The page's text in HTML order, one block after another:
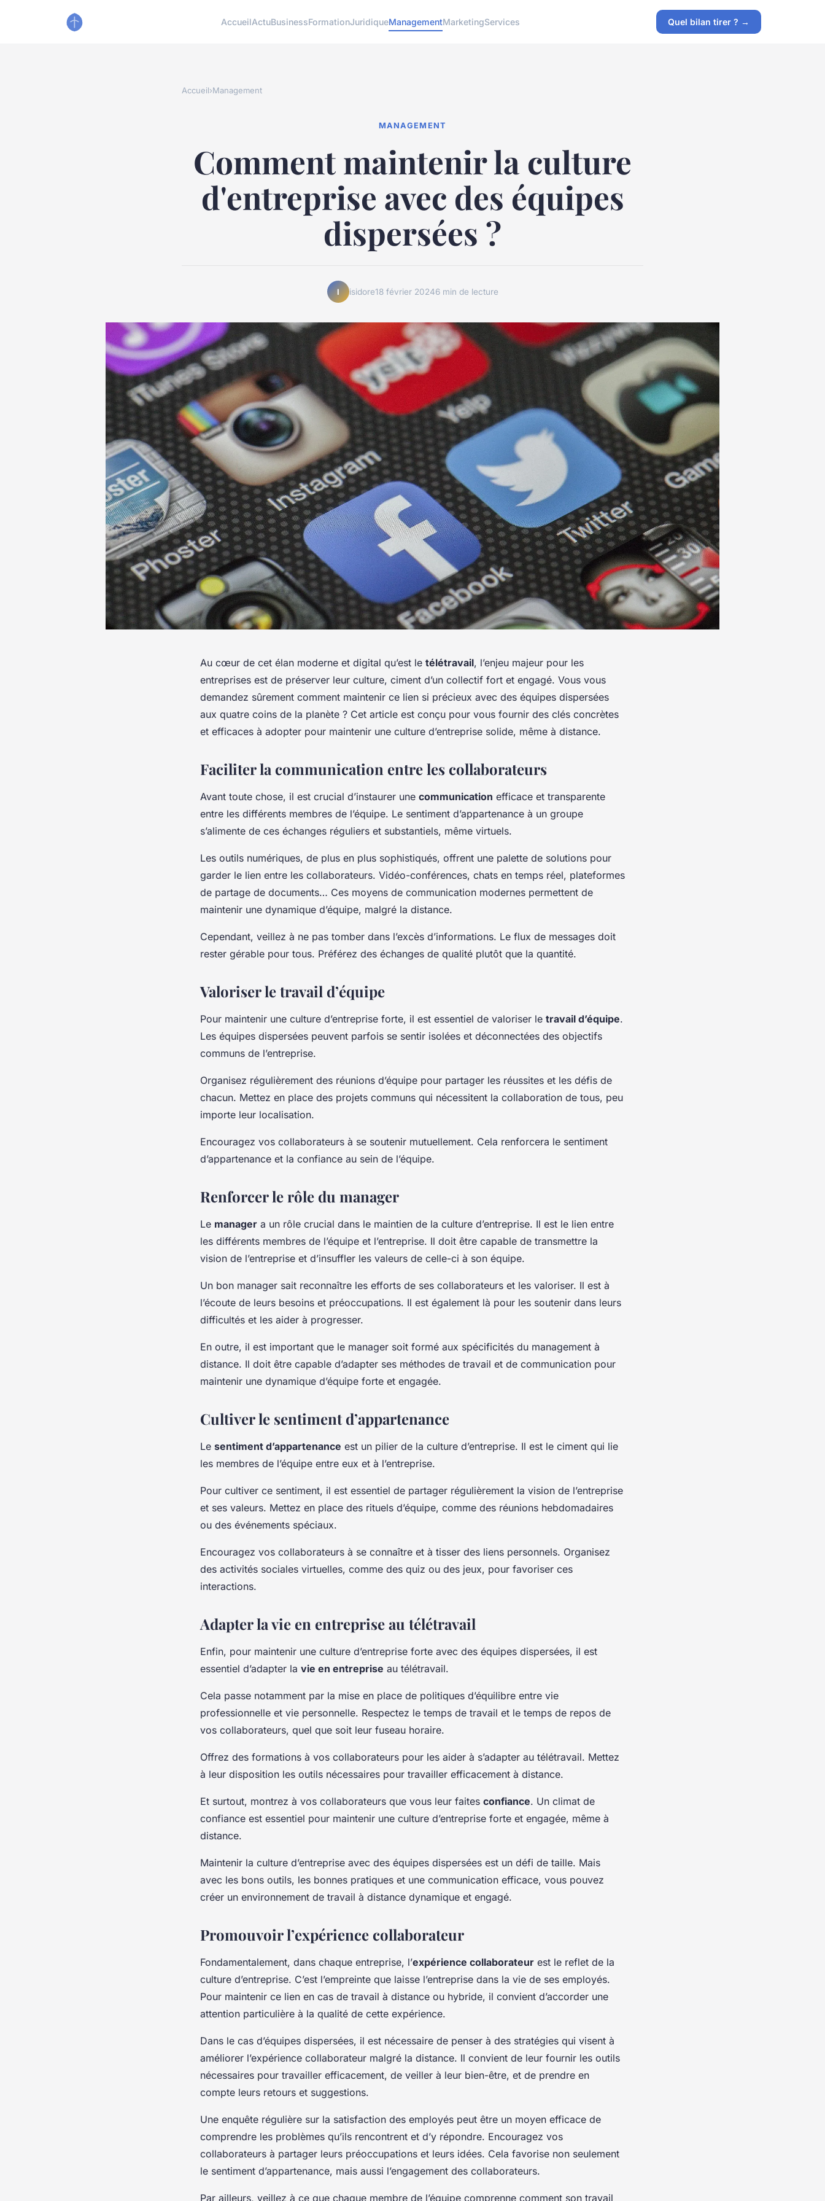
AccueilActuBusinessFormationJuridiqueManagementMarketingServices Quel bilan tirer ? →
Accueil›Management
MANAGEMENT
Comment maintenir la culture
d'entreprise avec des équipes
dispersées ?
I isidore18 février 20246 min de lecture
Au cœur de cet élan moderne et digital qu’est le télétravail, l’enjeu majeur pour les
entreprises est de préserver leur culture, ciment d’un collectif fort et engagé. Vous vous
demandez sûrement comment maintenir ce lien si précieux avec des équipes dispersées
aux quatre coins de la planète ? Cet article est conçu pour vous fournir des clés concrètes
et efficaces à adopter pour maintenir une culture d’entreprise solide, même à distance.
Faciliter la communication entre les collaborateurs
Avant toute chose, il est crucial d’instaurer une communication efficace et transparente
entre les différents membres de l’équipe. Le sentiment d’appartenance à un groupe
s’alimente de ces échanges réguliers et substantiels, même virtuels.
Les outils numériques, de plus en plus sophistiqués, offrent une palette de solutions pour
garder le lien entre les collaborateurs. Vidéo-conférences, chats en temps réel, plateformes
de partage de documents… Ces moyens de communication modernes permettent de
maintenir une dynamique d’équipe, malgré la distance.
Cependant, veillez à ne pas tomber dans l’excès d’informations. Le flux de messages doit
rester gérable pour tous. Préférez des échanges de qualité plutôt que la quantité.
Valoriser le travail d’équipe
Pour maintenir une culture d’entreprise forte, il est essentiel de valoriser le travail d’équipe.
Les équipes dispersées peuvent parfois se sentir isolées et déconnectées des objectifs
communs de l’entreprise.
Organisez régulièrement des réunions d’équipe pour partager les réussites et les défis de
chacun. Mettez en place des projets communs qui nécessitent la collaboration de tous, peu
importe leur localisation.
Encouragez vos collaborateurs à se soutenir mutuellement. Cela renforcera le sentiment
d’appartenance et la confiance au sein de l’équipe.
Renforcer le rôle du manager
Le manager a un rôle crucial dans le maintien de la culture d’entreprise. Il est le lien entre
les différents membres de l’équipe et l’entreprise. Il doit être capable de transmettre la
vision de l’entreprise et d’insuffler les valeurs de celle-ci à son équipe.
Un bon manager sait reconnaître les efforts de ses collaborateurs et les valoriser. Il est à
l’écoute de leurs besoins et préoccupations. Il est également là pour les soutenir dans leurs
difficultés et les aider à progresser.
En outre, il est important que le manager soit formé aux spécificités du management à
distance. Il doit être capable d’adapter ses méthodes de travail et de communication pour
maintenir une dynamique d’équipe forte et engagée.
Cultiver le sentiment d’appartenance
Le sentiment d’appartenance est un pilier de la culture d’entreprise. Il est le ciment qui lie
les membres de l’équipe entre eux et à l’entreprise.
Pour cultiver ce sentiment, il est essentiel de partager régulièrement la vision de l’entreprise
et ses valeurs. Mettez en place des rituels d’équipe, comme des réunions hebdomadaires
ou des événements spéciaux.
Encouragez vos collaborateurs à se connaître et à tisser des liens personnels. Organisez
des activités sociales virtuelles, comme des quiz ou des jeux, pour favoriser ces
interactions.
Adapter la vie en entreprise au télétravail
Enfin, pour maintenir une culture d’entreprise forte avec des équipes dispersées, il est
essentiel d’adapter la vie en entreprise au télétravail.
Cela passe notamment par la mise en place de politiques d’équilibre entre vie
professionnelle et vie personnelle. Respectez le temps de travail et le temps de repos de
vos collaborateurs, quel que soit leur fuseau horaire.
Offrez des formations à vos collaborateurs pour les aider à s’adapter au télétravail. Mettez
à leur disposition les outils nécessaires pour travailler efficacement à distance.
Et surtout, montrez à vos collaborateurs que vous leur faites confiance. Un climat de
confiance est essentiel pour maintenir une culture d’entreprise forte et engagée, même à
distance.
Maintenir la culture d’entreprise avec des équipes dispersées est un défi de taille. Mais
avec les bons outils, les bonnes pratiques et une communication efficace, vous pouvez
créer un environnement de travail à distance dynamique et engagé.
Promouvoir l’expérience collaborateur
Fondamentalement, dans chaque entreprise, l’expérience collaborateur est le reflet de la
culture d’entreprise. C’est l’empreinte que laisse l’entreprise dans la vie de ses employés.
Pour maintenir ce lien en cas de travail à distance ou hybride, il convient d’accorder une
attention particulière à la qualité de cette expérience.
Dans le cas d’équipes dispersées, il est nécessaire de penser à des stratégies qui visent à
améliorer l’expérience collaborateur malgré la distance. Il convient de leur fournir les outils
nécessaires pour travailler efficacement, de veiller à leur bien-être, et de prendre en
compte leurs retours et suggestions.
Une enquête régulière sur la satisfaction des employés peut être un moyen efficace de
comprendre les problèmes qu’ils rencontrent et d’y répondre. Encouragez vos
collaborateurs à partager leurs préoccupations et leurs idées. Cela favorise non seulement
le sentiment d’appartenance, mais aussi l’engagement des collaborateurs.
Par ailleurs, veillez à ce que chaque membre de l’équipe comprenne comment son travail